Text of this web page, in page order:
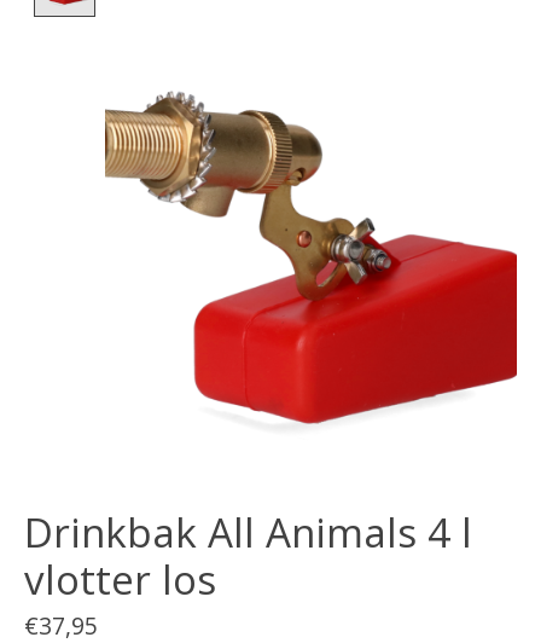
Drinkbak All Animals 4 l
vlotter los
€37,95